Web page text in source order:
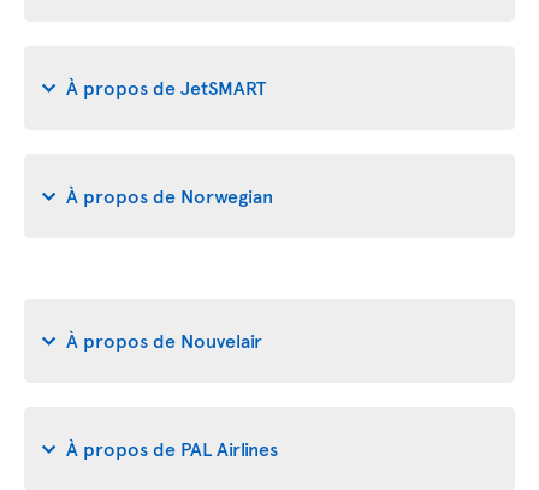
À propos de JetSMART
À propos de Norwegian
À propos de Nouvelair
À propos de PAL Airlines